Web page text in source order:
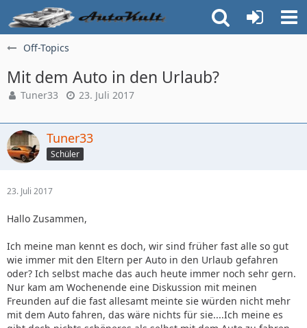
Off-Topics
Mit dem Auto in den Urlaub?
Tuner33 23. Juli 2017
Tuner33
Schüler
23. Juli 2017
Hallo Zusammen,
Ich meine man kennt es doch, wir sind früher fast alle so gut
wie immer mit den Eltern per Auto in den Urlaub gefahren
oder? Ich selbst mache das auch heute immer noch sehr gern.
Nur kam am Wochenende eine Diskussion mit meinen
Freunden auf die fast allesamt meinte sie würden nicht mehr
mit dem Auto fahren, das wäre nichts für sie....Ich meine es